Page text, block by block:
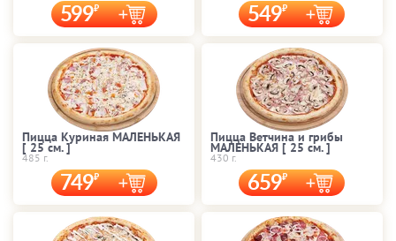
599 549
Пицца Куриная МАЛЕНЬКАЯ
[ 25 cм. ]
485 г.
749
Пицца Ветчина и грибы
МАЛЕНЬКАЯ [ 25 cм. ]
430 г.
659